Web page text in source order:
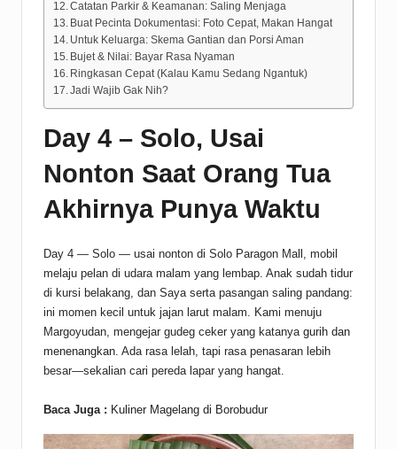
Catatan Parkir & Keamanan: Saling Menjaga
Buat Pecinta Dokumentasi: Foto Cepat, Makan Hangat
Untuk Keluarga: Skema Gantian dan Porsi Aman
Bujet & Nilai: Bayar Rasa Nyaman
Ringkasan Cepat (Kalau Kamu Sedang Ngantuk)
Jadi Wajib Gak Nih?
Day 4 – Solo, Usai
Nonton Saat Orang Tua
Akhirnya Punya Waktu
Day 4 — Solo — usai nonton di Solo Paragon Mall, mobil
melaju pelan di udara malam yang lembap. Anak sudah tidur
di kursi belakang, dan Saya serta pasangan saling pandang:
ini momen kecil untuk jajan larut malam. Kami menuju
Margoyudan, mengejar gudeg ceker yang katanya gurih dan
menenangkan . Ada rasa lelah, tapi rasa penasaran lebih
besar—sekalian cari pereda lapar yang hangat.
Baca Juga : Kuliner Magelang di Borobudur